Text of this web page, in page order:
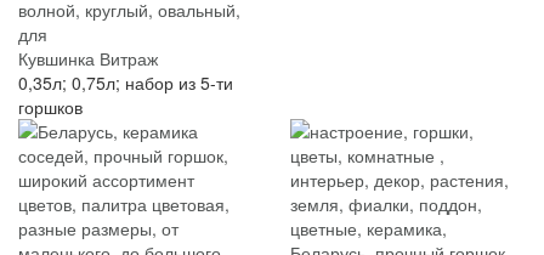
Кувшинка Витраж
0,35л; 0,75л; набор из 5-ти
горшков